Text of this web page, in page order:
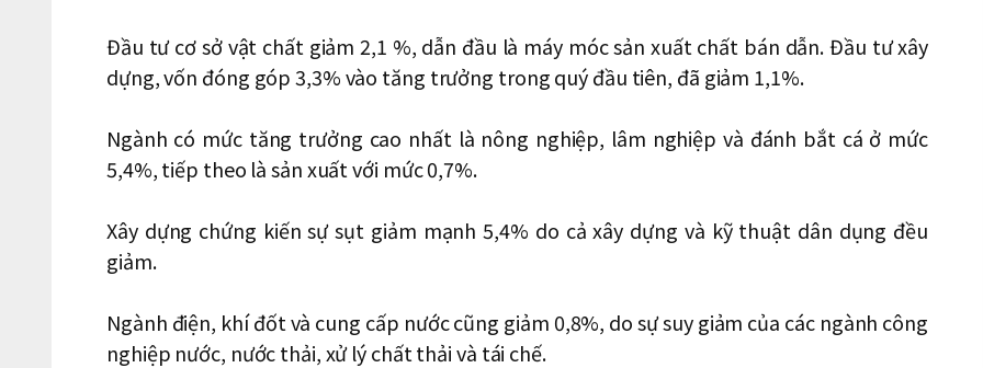
Đầu tư cơ sở vật chất giảm 2,1 %, dẫn đầu là máy móc sản xuất chất bán dẫn. Đầu tư xây
dựng, vốn đóng góp 3,3% vào tăng trưởng trong quý đầu tiên, đã giảm 1,1%.
Ngành có mức tăng trưởng cao nhất là nông nghiệp, lâm nghiệp và đánh bắt cá ở mức
5,4%, tiếp theo là sản xuất với mức 0,7%.
Xây dựng chứng kiến ​​sự sụt giảm mạnh 5,4% do cả xây dựng và kỹ thuật dân dụng đều
giảm.
Ngành điện, khí đốt và cung cấp nước cũng giảm 0,8%, do sự suy giảm của các ngành công
nghiệp nước, nước thải, xử lý chất thải và tái chế.